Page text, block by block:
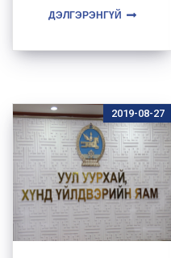
зорилгоор
дасгал хийж
ДЭЛГЭРЭНГҮЙ
2019-08-27